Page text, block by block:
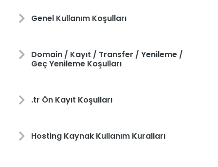
Genel Kullanım Koşulları
Domain / Kayıt / Transfer / Yenileme /
Geç Yenileme Koşulları
.tr Ön Kayıt Koşulları
Hosting Kaynak Kullanım Kuralları